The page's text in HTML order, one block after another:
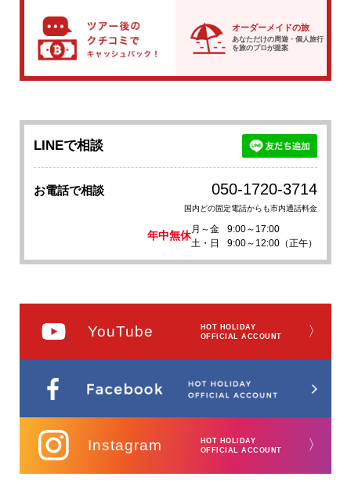
オーダーメイドの旅
あなただけの周遊・個人旅行
を旅のプロが提案
LINEで相談
お電話で相談 050-1720-3714
国内どの固定電話からも市内通話料金
年中無休
月～金
9:00～17:00
土・日
9:00～12:00（正午）
YouTube
HOT HOLIDAY
OFFICIAL ACCOUNT
〉
Instagram
HOT HOLIDAY
OFFICIAL ACCOUNT
〉